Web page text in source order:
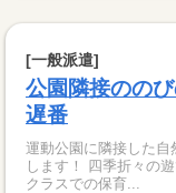
[一般派遣]
公園隣接のの
遅番
運動公園に隣接した
します！ 四季折々の遊びが楽
クラスでの保育...